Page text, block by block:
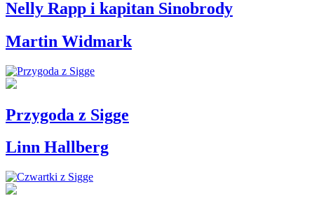
Nelly Rapp i kapitan Sinobrody
Martin Widmark
Przygoda z Sigge
Linn Hallberg